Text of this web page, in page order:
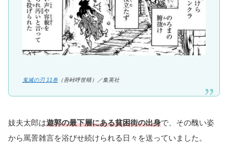
鬼滅の刃 11巻 （吾峠呼世晴）／集英社
妓夫太郎は遊郭の最下層にある貧困街の出身で、その醜い姿
から罵詈雑言を浴びせ続けられる日々を送っていました。